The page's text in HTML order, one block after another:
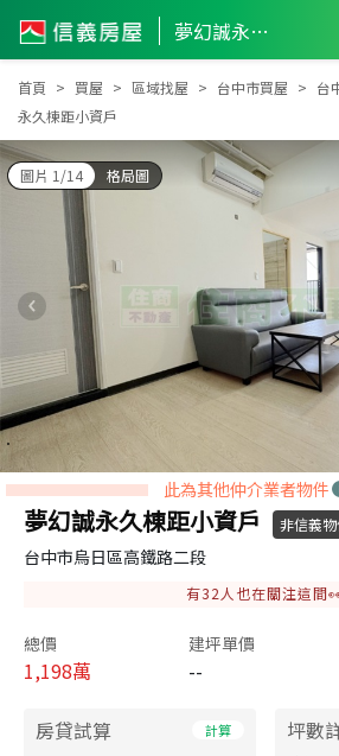
夢幻誠永久棟距小資戶
首頁 買屋 區域找屋 台中市買屋 台
永久棟距小資戶
圖片 1/14 格局圖
此為其他仲介業者物件
夢幻誠永久棟距小資戶 非信義
台中市烏日區高鐵路二段
有32 人也在關注這間
總價
1,198萬
建坪單價
--
房貸試算 計算 坪數